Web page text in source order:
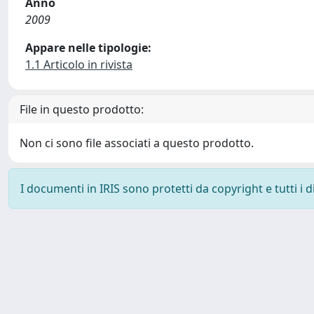
2009
Appare nelle tipologie:
1.1 Articolo in rivista
File in questo prodotto:
Non ci sono file associati a questo prodotto.
I documenti in IRIS sono protetti da copyright e tutti i